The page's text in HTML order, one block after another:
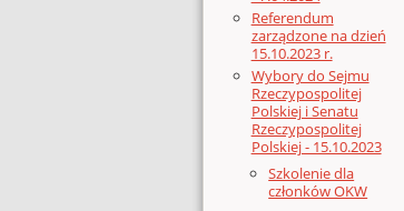
Referendum
zarządzone na dzień
15.10.2023 r.
Wybory do Sejmu
Rzeczypospolitej
Polskiej i Senatu
Rzeczypospolitej
Polskiej - 15.10.2023
Szkolenie dla
członków OKW